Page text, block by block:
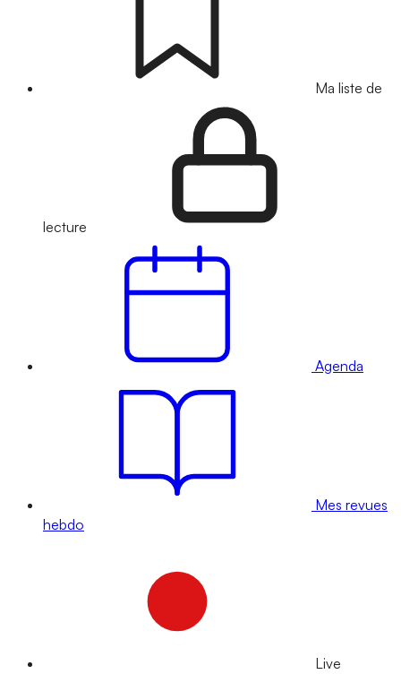
Ma liste de
lecture
Agenda
Mes revues
hebdo
Live